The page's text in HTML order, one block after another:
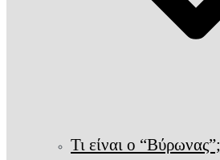
Τι είναι ο “Βύρωνας”;